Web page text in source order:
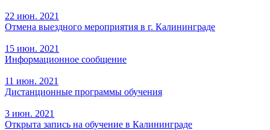
22 июн. 2021
Отмена выездного мероприятия в г. Калининграде
15 июн. 2021
Информационное сообщение
11 июн. 2021
Дистанционные программы обучения
3 июн. 2021
Открыта запись на обучение в Калининграде